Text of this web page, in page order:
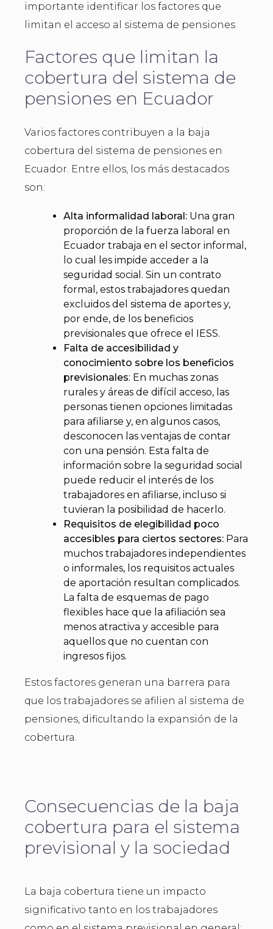
importante identificar los factores que
limitan el acceso al sistema de pensiones
Factores que limitan la
cobertura del sistema de
pensiones en Ecuador
Varios factores contribuyen a la baja
cobertura del sistema de pensiones en
Ecuador. Entre ellos, los más destacados
son:
Alta informalidad laboral: Una gran
proporción de la fuerza laboral en
Ecuador trabaja en el sector informal,
lo cual les impide acceder a la
seguridad social. Sin un contrato
formal, estos trabajadores quedan
excluidos del sistema de aportes y,
por ende, de los beneficios
previsionales que ofrece el IESS.
Falta de accesibilidad y
conocimiento sobre los beneficios
previsionales: En muchas zonas
rurales y áreas de difícil acceso, las
personas tienen opciones limitadas
para afiliarse y, en algunos casos,
desconocen las ventajas de contar
con una pensión. Esta falta de
información sobre la seguridad social
puede reducir el interés de los
trabajadores en afiliarse, incluso si
tuvieran la posibilidad de hacerlo.
Requisitos de elegibilidad poco
accesibles para ciertos sectores: Para
muchos trabajadores independientes
o informales, los requisitos actuales
de aportación resultan complicados.
La falta de esquemas de pago
flexibles hace que la afiliación sea
menos atractiva y accesible para
aquellos que no cuentan con
ingresos fijos.
Estos factores generan una barrera para
que los trabajadores se afilien al sistema de
pensiones, dificultando la expansión de la
cobertura.
Consecuencias de la baja
cobertura para el sistema
previsional y la sociedad
La baja cobertura tiene un impacto
significativo tanto en los trabajadores